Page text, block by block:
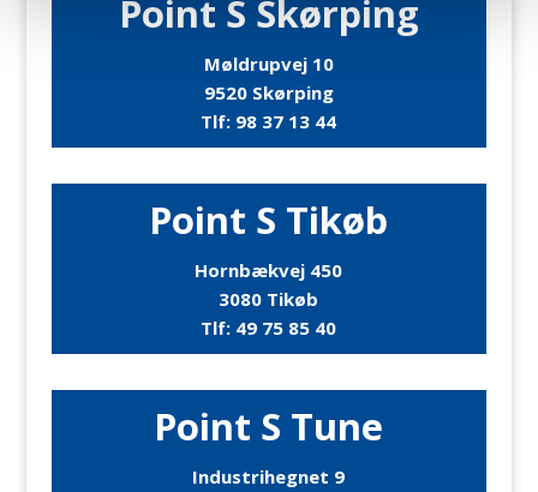
Point S Skørping
Møldrupvej 10
9520 Skørping
Tlf: 98 37 13 44
Point S Tikøb
Hornbækvej 450
3080 Tikøb
Tlf: 49 75 85 40
Point S Tune
Industrihegnet 9